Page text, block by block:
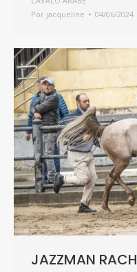
Por jacqueline 04/06/2024
JAZZMAN RACH